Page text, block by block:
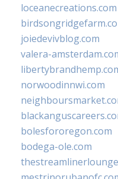
loceanecreations.com
joiedevivblog.com
valera-
norwoodinnwi.com
bolesfororegon.com
bodega-ole.com